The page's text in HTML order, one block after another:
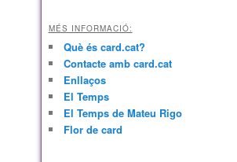
MÉS INFORMACIÓ:
Què és card.cat?
Contacte amb card.cat
Enllaços
El Temps
El Temps de Mateu Rigo
Flor de card